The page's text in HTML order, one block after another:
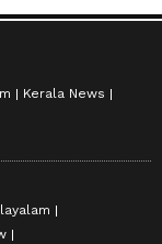
Kerala News